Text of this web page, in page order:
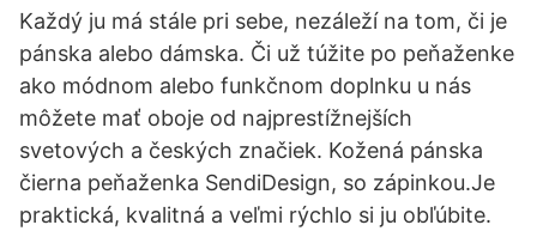
Každý ju má stále pri sebe, nezáleží na tom, či je
pánska alebo dámska. Či už túžite po peňaženke
ako módnom alebo funkčnom doplnku u nás
môžete mať oboje od najprestížnejších
svetových a českých značiek. Kožená pánska
čierna peňaženka SendiDesign, so zápinkou.Je
praktická, kvalitná a veľmi rýchlo si ju obľúbite.